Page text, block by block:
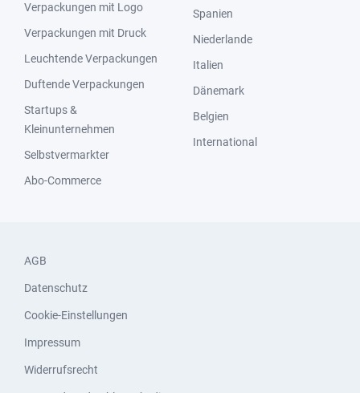
Verpackungen mit Logo
Verpackungen mit Druck
Leuchtende Verpackungen
Duftende Verpackungen
Startups &
Kleinunternehmen
Selbstvermarkter
Abo-Commerce
Spanien
Niederlande
Italien
Dänemark
Belgien
International
AGB
Datenschutz
Cookie-Einstellungen
Impressum
Widerrufsrecht